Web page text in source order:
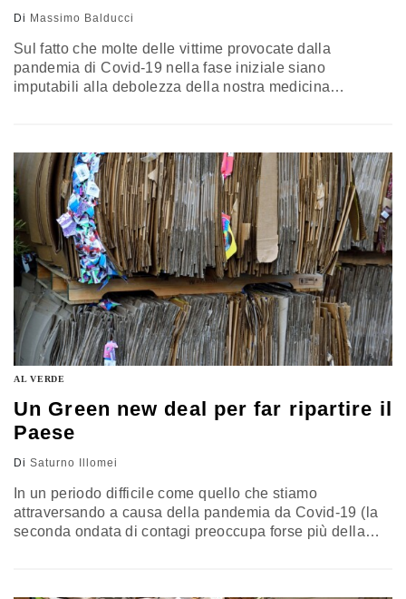
Di Massimo Balducci
Sul fatto che molte delle vittime provocate dalla
pandemia di Covid-19 nella fase iniziale siano
imputabili alla debolezza della nostra medicina
performance dimostrata dalla sanità tedesca sia da
ricondurre alla presenza in Germania di una robusta
sanità territoriale.…
AL VERDE
Un Green new deal per far ripartire il
Paese
Di Saturno Illomei
In un periodo difficile come quello che stiamo
attraversando a causa della pandemia da Covid-19 (la
seconda ondata di contagi preoccupa forse più della